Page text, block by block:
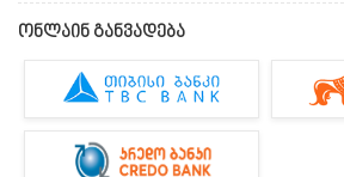
ონლაინ განვადება